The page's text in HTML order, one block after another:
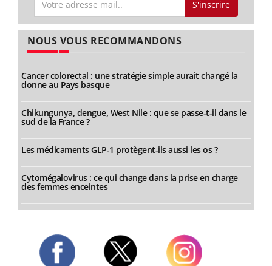
S'inscrire
NOUS VOUS RECOMMANDONS
Cancer colorectal : une stratégie simple aurait changé la
donne au Pays basque
Chikungunya, dengue, West Nile : que se passe-t-il dans le
sud de la France ?
Les médicaments GLP-1 protègent-ils aussi les os ?
Cytomégalovirus : ce qui change dans la prise en charge
des femmes enceintes